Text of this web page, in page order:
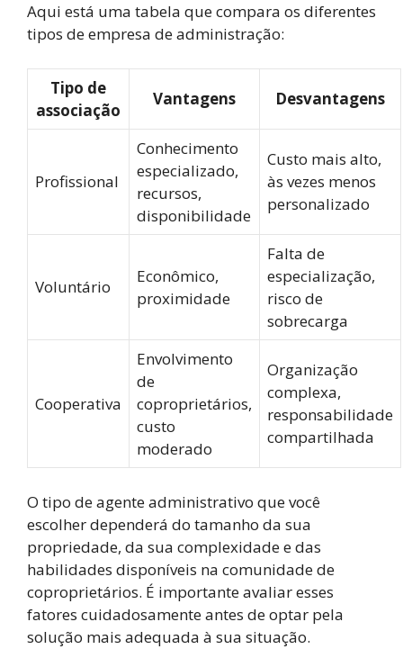
Aqui está uma tabela que compara os diferentes
tipos de empresa de administração:
Tipo de
associação
Vantagens Desvantagens
Profissional
Conhecimento
especializado,
recursos,
disponibilidade
Custo mais alto,
às vezes menos
personalizado
Voluntário
Econômico,
proximidade
Falta de
especialização,
risco de
sobrecarga
Cooperativa
Envolvimento
de
coproprietários,
custo
moderado
Organização
complexa,
responsabilidade
compartilhada
O tipo de agente administrativo que você
escolher dependerá do tamanho da sua
propriedade, da sua complexidade e das
habilidades disponíveis na comunidade de
coproprietários. É importante avaliar esses
fatores cuidadosamente antes de optar pela
solução mais adequada à sua situação.